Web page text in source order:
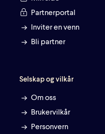
Partnerportal
Inviter en venn
Bli partner
Selskap og vilkår
Om oss
Brukervilkår
Personvern